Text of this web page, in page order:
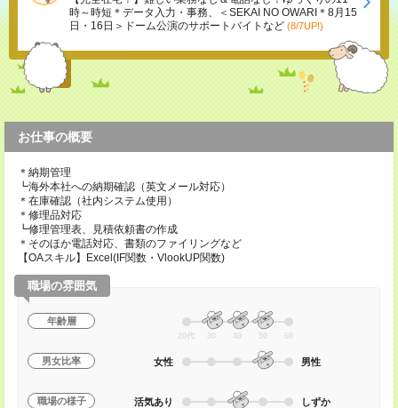
時～時短＊データ入力・事務、＜SEKAI NO OWARI＊8月15
日・16日＞ドーム公演のサポートバイトなど (8/7UP!)
お仕事の概要
＊納期管理
┗海外本社への納期確認（英文メール対応）
＊在庫確認（社内システム使用）
＊修理品対応
┗修理管理表、見積依頼書の作成
＊そのほか電話対応、書類のファイリングなど
【OAスキル】Excel(IF関数・VlookUP関数)
職場の雰囲気
年齢層
20代 30 40 50 60
男女比率 女性 男性
職場の様子 活気あり しずか